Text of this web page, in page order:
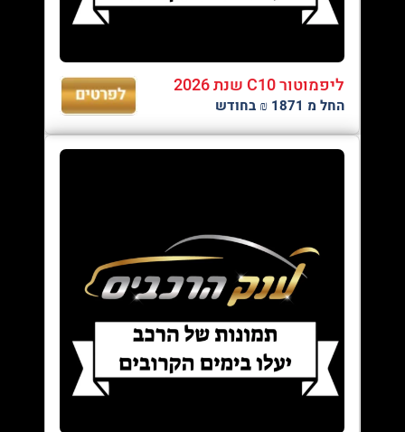
ליפמוטור C10 שנת 2026
החל מ 1871 ₪ בחודש